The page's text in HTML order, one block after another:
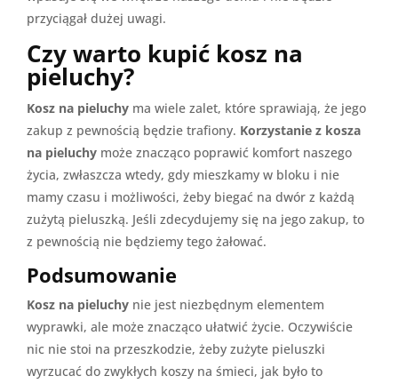
przyciągał dużej uwagi.
Czy warto kupić kosz na
pieluchy?
Kosz na pieluchy ma wiele zalet, które sprawiają, że jego
zakup z pewnością będzie trafiony. Korzystanie z kosza
na pieluchy może znacząco poprawić komfort naszego
życia, zwłaszcza wtedy, gdy mieszkamy w bloku i nie
mamy czasu i możliwości, żeby biegać na dwór z każdą
zużytą pieluszką. Jeśli zdecydujemy się na jego zakup, to
z pewnością nie będziemy tego żałować.
Podsumowanie
Kosz na pieluchy nie jest niezbędnym elementem
wyprawki, ale może znacząco ułatwić życie. Oczywiście
nic nie stoi na przeszkodzie, żeby zużyte pieluszki
wyrzucać do zwykłych koszy na śmieci, jak było to